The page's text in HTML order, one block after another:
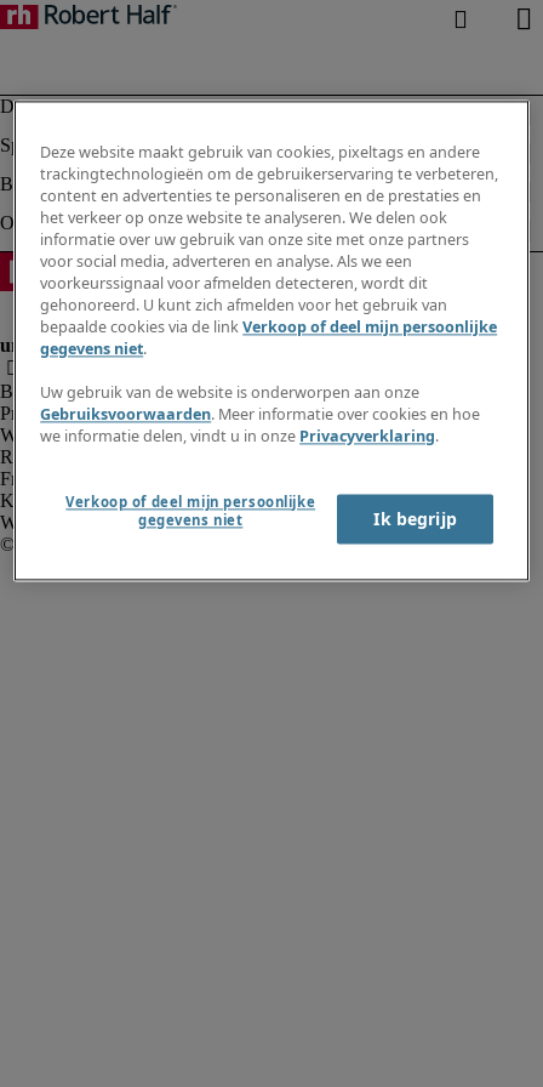
Bedrijfsinformatie
Privacyverklaring
Website en cookies
Rekruteringsvoorwaarden
Fraude alarm
Klokkenluidersregeling
Webmaster feedback
Deze website maakt gebruik van cookies, pixeltags en andere
trackingtechnologieën om de gebruikerservaring te verbeteren,
content en advertenties te personaliseren en de prestaties en
het verkeer op onze website te analyseren. We delen ook
informatie over uw gebruik van onze site met onze partners
voor social media, adverteren en analyse. Als we een
voorkeurssignaal voor afmelden detecteren, wordt dit
gehonoreerd. U kunt zich afmelden voor het gebruik van
bepaalde cookies via de linkVerkoop of deel mijn persoonlijke
gegevens niet.
Uw gebruik van de website is onderworpen aan onze
Gebruiksvoorwaarden. Meer informatie over cookies en hoe
we informatie delen, vindt u in onze Privacyverklaring.
Verkoop of deel mijn persoonlijke
gegevens niet
Ik begrijp